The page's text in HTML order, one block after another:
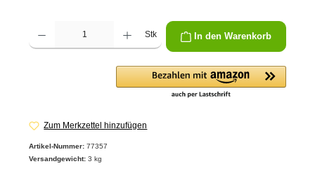
Produkt Anzahl: Gib den gewünschten Wert ein oder benutze die Schaltflächen um
Stk In den Warenkorb
Zum Merkzettel hinzufügen
Artikel-Nummer: 77357
Versandgewicht: 3 kg